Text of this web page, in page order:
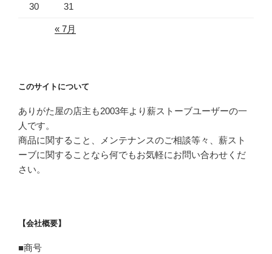
30 31
« 7月
このサイトについて
ありがた屋の店主も2003年より薪ストーブユーザーの一
人です。
商品に関すること、メンテナンスのご相談等々、薪スト
ーブに関することなら何でもお気軽にお問い合わせくだ
さい。
【会社概要】
■商号